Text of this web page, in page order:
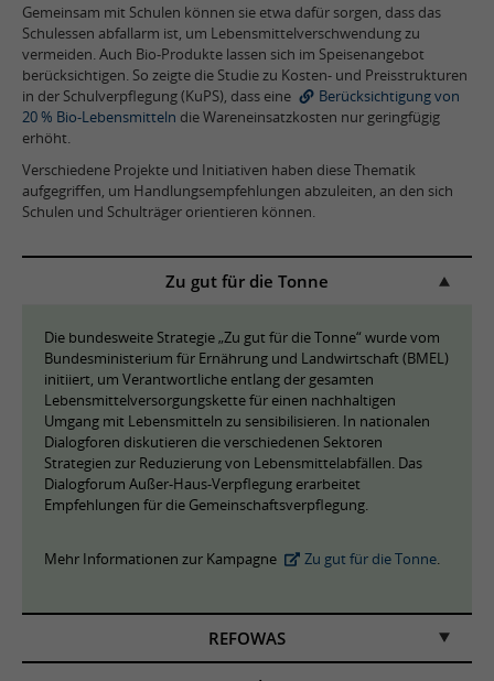
Gemeinsam mit Schulen können sie etwa dafür sorgen, dass das
Schulessen abfallarm ist, um Lebensmittelverschwendung zu
vermeiden. Auch Bio-Produkte lassen sich im Speisenangebot
berücksichtigen. So zeigte die Studie zu Kosten- und Preisstrukturen
in der Schulverpflegung (KuPS), dass eine
Berücksichtigung von
20 % Bio-Lebensmitteln die Wareneinsatzkosten nur geringfügig
erhöht.
Verschiedene Projekte und Initiativen haben diese Thematik
aufgegriffen, um Handlungsempfehlungen abzuleiten, an den sich
Schulen und Schulträger orientieren können.
Zu gut für die Tonne
Die bundesweite Strategie „Zu gut für die Tonne“ wurde vom
Bundesministerium für Ernährung und Landwirtschaft (BMEL)
initiiert, um Verantwortliche entlang der gesamten
Lebensmittelversorgungskette für einen nachhaltigen
Umgang mit Lebensmitteln zu sensibilisieren. In nationalen
Dialogforen diskutieren die verschiedenen Sektoren
Strategien zur Reduzierung von Lebensmittelabfällen. Das
Dialogforum Außer-Haus-Verpflegung erarbeitet
Empfehlungen für die Gemeinschaftsverpflegung.
Mehr Informationen zur Kampagne Zu gut für die Tonne.
REFOWAS